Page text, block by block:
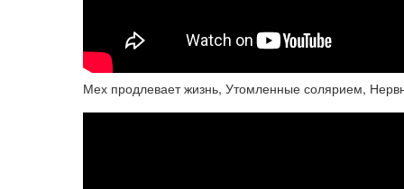
Мех продлевает жизнь, Утомленные солярием,